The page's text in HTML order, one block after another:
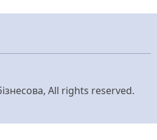
All rights reserved.